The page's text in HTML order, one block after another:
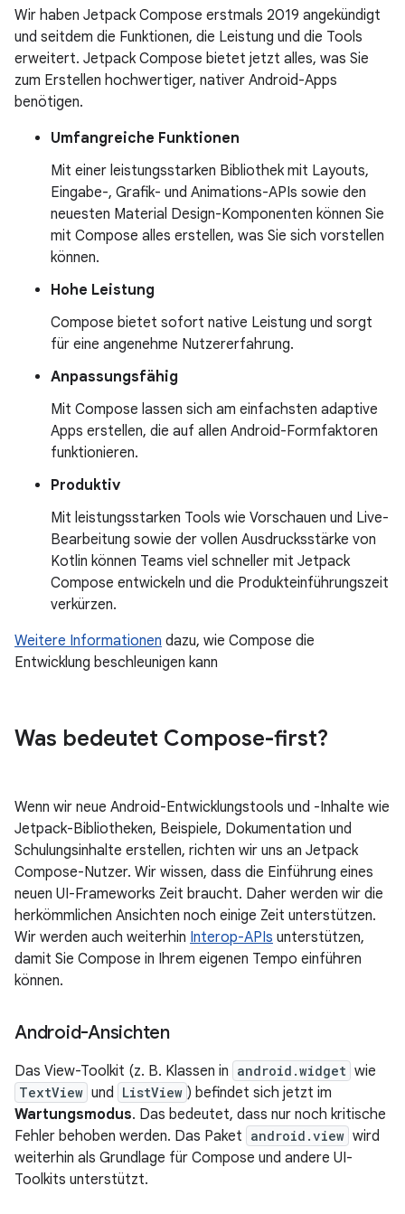
Wir haben Jetpack Compose erstmals 2019 angekündigt
und seitdem die Funktionen, die Leistung und die Tools
erweitert. Jetpack Compose bietet jetzt alles, was Sie
zum Erstellen hochwertiger, nativer Android-Apps
benötigen.
Umfangreiche Funktionen
Mit einer leistungsstarken Bibliothek mit Layouts,
Eingabe-, Grafik- und Animations-APIs sowie den
neuesten Material Design-Komponenten können Sie
mit Compose alles erstellen, was Sie sich vorstellen
können.
Hohe Leistung
Compose bietet sofort native Leistung und sorgt
für eine angenehme Nutzererfahrung.
Anpassungsfähig
Mit Compose lassen sich am einfachsten adaptive
Apps erstellen, die auf allen Android-Formfaktoren
funktionieren.
Produktiv
Mit leistungsstarken Tools wie Vorschauen und Live-
Bearbeitung sowie der vollen Ausdrucksstärke von
Kotlin können Teams viel schneller mit Jetpack
Compose entwickeln und die Produkteinführungszeit
verkürzen.
Weitere Informationen dazu, wie Compose die
Entwicklung beschleunigen kann
Was bedeutet Compose-first?
Wenn wir neue Android-Entwicklungstools und -Inhalte wie
Jetpack-Bibliotheken, Beispiele, Dokumentation und
Schulungsinhalte erstellen, richten wir uns an Jetpack
Compose-Nutzer. Wir wissen, dass die Einführung eines
neuen UI-Frameworks Zeit braucht. Daher werden wir die
herkömmlichen Ansichten noch einige Zeit unterstützen.
Wir werden auch weiterhin Interop-APIs unterstützen,
damit Sie Compose in Ihrem eigenen Tempo einführen
können.
Android-Ansichten
Das View-Toolkit (z. B. Klassen in android.widget wie
TextView und ListView ) befindet sich jetzt im
Wartungsmodus. Das bedeutet, dass nur noch kritische
Fehler behoben werden. Das Paket android.view wird
weiterhin als Grundlage für Compose und andere UI-
Toolkits unterstützt.